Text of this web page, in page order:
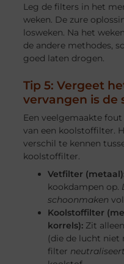
Leg de filters in het
weken. De zure
losweken. Na het
de andere methodes,
goed laten drogen.
Tip 5: Vergeet
vervangen is de
Een veelgemaakte
van een koolstoffilter.
verschil te kennen
koolstoffilter.
Vetfilter
kookdampen op.
schoonmaken
Koolstoffilter
korrels): Zit
(die de lucht niet
filter